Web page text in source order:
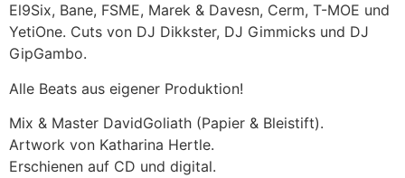
El9Six, Bane, FSME, Marek & Davesn, Cerm, T-MOE und
YetiOne. Cuts von DJ Dikkster, DJ Gimmicks und DJ
GipGambo.
Alle Beats aus eigener Produktion!
Mix & Master DavidGoliath (Papier & Bleistift).
Artwork von Katharina Hertle.
Erschienen auf CD und digital.